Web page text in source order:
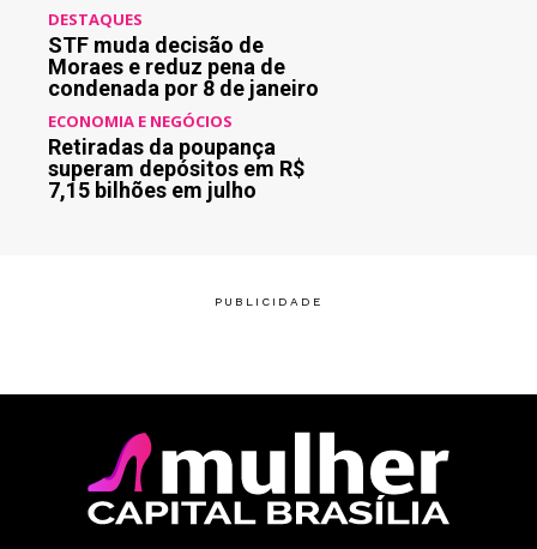
DESTAQUES
STF muda decisão de
Moraes e reduz pena de
condenada por 8 de janeiro
ECONOMIA E NEGÓCIOS
Retiradas da poupança
superam depósitos em R$
7,15 bilhões em julho